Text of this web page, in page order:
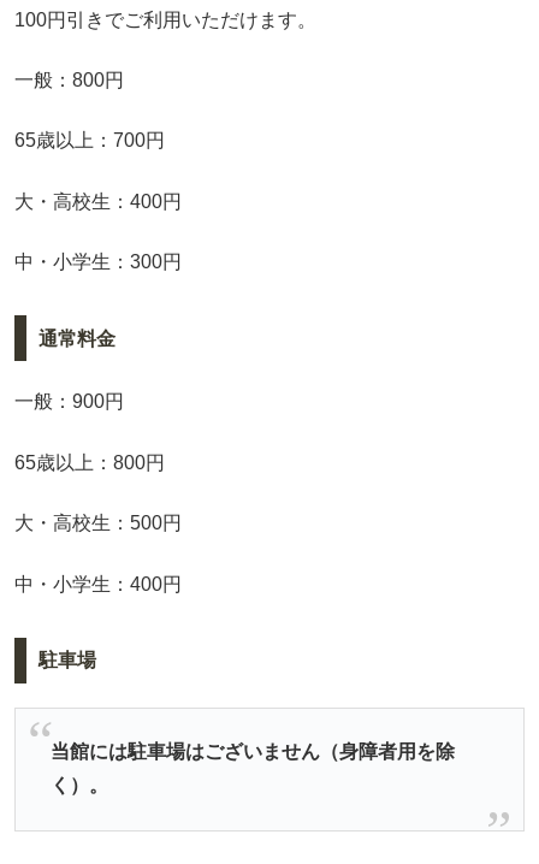
100円引きでご利用いただけます。
一般：800円
65歳以上：700円
大・高校生：400円
中・小学生：300円
通常料金
一般：900円
65歳以上：800円
大・高校生：500円
中・小学生：400円
駐車場
当館には駐車場はございません（身障者用を除
く）。